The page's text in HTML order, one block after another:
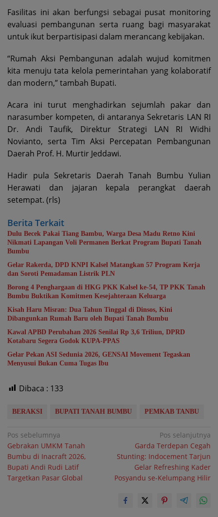
Fasilitas ini akan berfungsi sebagai pusat monitoring
evaluasi pembangunan serta ruang bagi masyarakat
untuk ikut berpartisipasi dalam merancang kebijakan.
“Rumah Aksi Pembangunan adalah wujud komitmen
kita menuju tata kelola pemerintahan yang kolaboratif
dan modern,” tambah Bupati.
Acara ini turut menghadirkan sejumlah pakar dan
narasumber kompeten, di antaranya Sekretaris LAN RI
Dr. Andi Taufik, Direktur Strategi LAN RI Widhi
Novianto, serta Tim Aksi Percepatan Pembangunan
Daerah Prof. H. Murtir Jeddawi.
Hadir pula Sekretaris Daerah Tanah Bumbu Yulian
Herawati dan jajaran kepala perangkat daerah
setempat. (rls)
Berita Terkait
Dulu Becek Pakai Tiang Bambu, Warga Desa Madu Retno Kini
Nikmati Lapangan Voli Permanen Berkat Program Bupati Tanah
Bumbu
Gelar Rakerda, DPD KNPI Kalsel Matangkan 57 Program Kerja
dan Soroti Pemadaman Listrik PLN
Borong 4 Penghargaan di HKG PKK Kalsel ke-54, TP PKK Tanah
Bumbu Buktikan Komitmen Kesejahteraan Keluarga
Kisah Haru Misran: Dua Tahun Tinggal di Dinsos, Kini
Dibangunkan Rumah Baru oleh Bupati Tanah Bumbu
Kawal APBD Perubahan 2026 Senilai Rp 3,6 Triliun, DPRD
Kotabaru Segera Godok KUPA-PPAS
Gelar Pekan ASI Sedunia 2026, GENSAI Movement Tegaskan
Menyusui Bukan Cuma Tugas Ibu
Dibaca : 133
BERAKSI BUPATI TANAH BUMBU PEMKAB TANBU
Navigasi
pos
Pos sebelumnya
Gebrakan UMKM Tanah
Bumbu di Inacraft 2026,
Bupati Andi Rudi Latif
Targetkan Pasar Global
Pos selanjutnya
Garda Terdepan Cegah
Stunting: Indocement Tarjun
Gelar Refreshing Kader
Posyandu se-Kelumpang Hilir